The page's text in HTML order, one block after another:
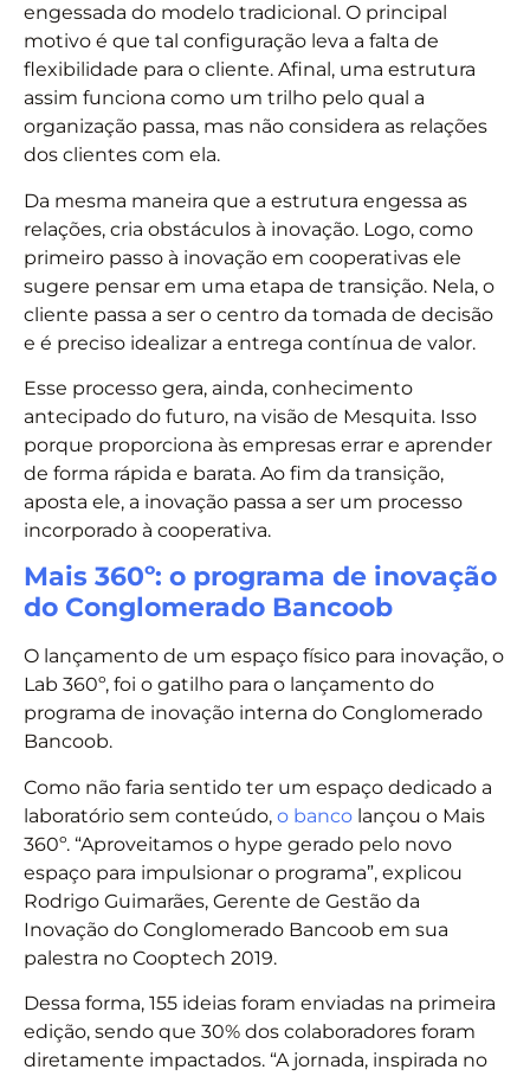
engessada do modelo tradicional. O principal
motivo é que tal configuração leva a falta de
flexibilidade para o cliente. Afinal, uma estrutura
assim funciona como um trilho pelo qual a
organização passa, mas não considera as relações
dos clientes com ela.
Da mesma maneira que a estrutura engessa as
relações, cria obstáculos à inovação. Logo, como
primeiro passo à inovação em cooperativas ele
sugere pensar em uma etapa de transição. Nela, o
cliente passa a ser o centro da tomada de decisão
e é preciso idealizar a entrega contínua de valor.
Esse processo gera, ainda, conhecimento
antecipado do futuro, na visão de Mesquita. Isso
porque proporciona às empresas errar e aprender
de forma rápida e barata. Ao fim da transição,
aposta ele, a inovação passa a ser um processo
incorporado à cooperativa.
Mais 360º: o programa de inovação
do Conglomerado Bancoob
O lançamento de um espaço físico para inovação, o
Lab 360º, foi o gatilho para o lançamento do
programa de inovação interna do Conglomerado
Bancoob.
Como não faria sentido ter um espaço dedicado a
laboratório sem conteúdo, o banco lançou o Mais
360º. “Aproveitamos o hype gerado pelo novo
espaço para impulsionar o programa”, explicou
Rodrigo Guimarães, Gerente de Gestão da
Inovação do Conglomerado Bancoob em sua
palestra no Cooptech 2019.
Dessa forma, 155 ideias foram enviadas na primeira
edição, sendo que 30% dos colaboradores foram
diretamente impactados. “A jornada, inspirada no